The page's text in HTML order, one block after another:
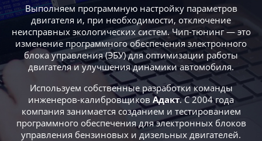
Выполняем программную настройку параметров
двигателя и, при необходимости, отключение
неисправных экологических систем. Чип-тюнинг — это
изменение программного обеспечения электронного
блока управления (ЭБУ) для оптимизации работы
двигателя и улучшения динамики автомобиля.
Используем собственные разработки команды
инженеров-калибровщиков Адакт. С 2004 года
компания занимается созданием и тестированием
программного обеспечения для электронных блоков
управления бензиновых и дизельных двигателей.